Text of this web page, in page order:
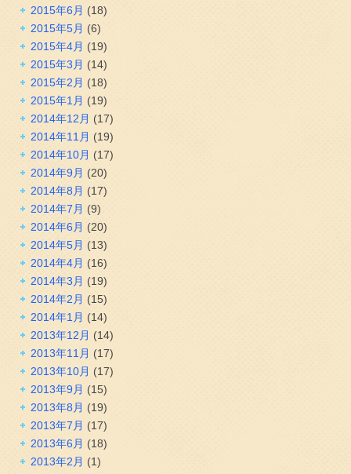
2015年6月 (18)
2015年5月 (6)
2015年4月 (19)
2015年3月 (14)
2015年2月 (18)
2015年1月 (19)
2014年12月 (17)
2014年11月 (19)
2014年10月 (17)
2014年9月 (20)
2014年8月 (17)
2014年7月 (9)
2014年6月 (20)
2014年5月 (13)
2014年4月 (16)
2014年3月 (19)
2014年2月 (15)
2014年1月 (14)
2013年12月 (14)
2013年11月 (17)
2013年10月 (17)
2013年9月 (15)
2013年8月 (19)
2013年7月 (17)
2013年6月 (18)
2013年2月 (1)